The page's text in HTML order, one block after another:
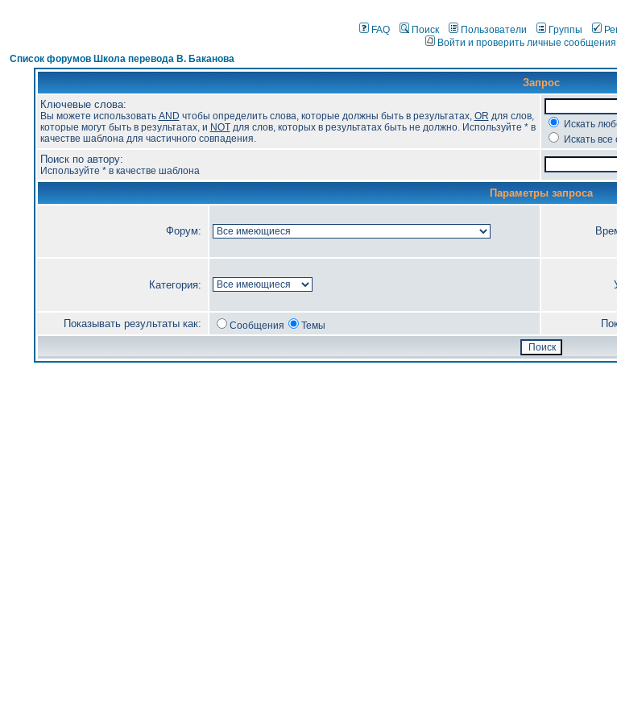
FAQ Поиск Пользователи Группы
Войти и проверить личные сообщения
Список форумов Школа перевода В. Баканова
Запрос
Ключевые слова:
Вы можете использовать AND чтобы определить слова, которые должны быть в результатах, OR для слов,
которые могут быть в результатах, и NOTдля слов, которых в результатах быть не должно. Используйте * в
качестве шаблона для частичного совпадения.
Искать
Искать все
Поиск по автору:
Используйте * в качестве шаблона
Параметры запроса
Форум:
Категория:
Показывать результаты как: Сообщения Темы